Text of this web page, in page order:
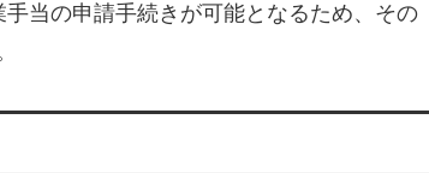
当の申請手続きが可能となるため、その